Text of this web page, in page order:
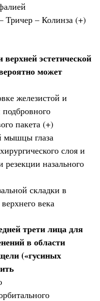
Тричер – Колинза (+)
эстетической
может
железистой и
пакета (+)
мышцы глаза
слоя и
назального
складки в
века
трети лица для
в области
(«гусиных